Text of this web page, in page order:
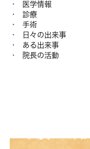
医学情報
診療
手術
日々の出来事
ある出来事
院長の活動